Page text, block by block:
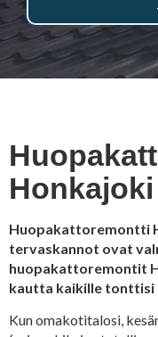
Honkajoki
Huopakattoremontti
tervaskannot ovat
huopakattoremontit
kautta kaikille
Kun omakotitalosi,